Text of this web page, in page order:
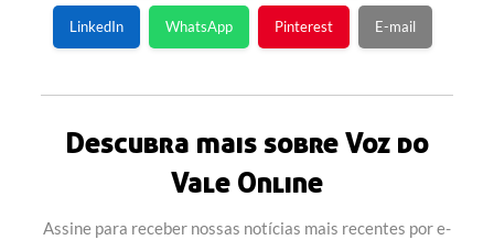
LinkedIn WhatsApp Pinterest E-mail
Descubra mais sobre Voz do
Vale Online
Assine para receber nossas notícias mais recentes por e-